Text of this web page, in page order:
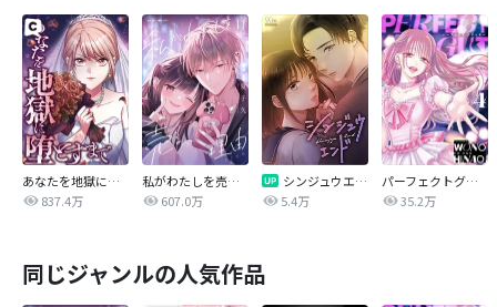
あなたを地獄に堕とすまで
837.4万
私がわたしを売る理由
607.0万
シンジュウエンド【タテヨミ】
5.4万
パーフェクトグリッター
35.2万
同じジャンルの人気作品